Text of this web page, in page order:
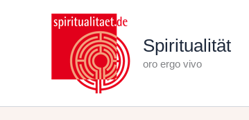
Spiritualität
oro ergo vivo